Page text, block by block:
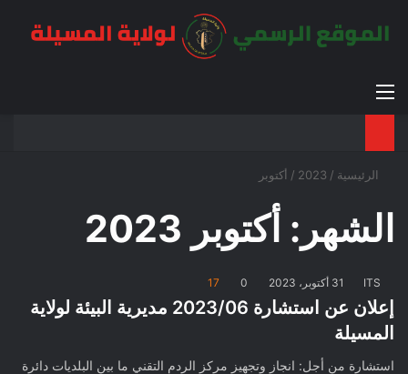
الرئيسية /
2023
/ أكتوبر
الشهر: أكتوبر 2023
ITS 31 أكتوبر، 2023 0
17
إعلان عن استشارة 2023/06 مديرية البيئة لولاية
المسيلة
استشارة من أجل: انجاز وتجهيز مركز الردم التقني ما بين البلديات دائرة